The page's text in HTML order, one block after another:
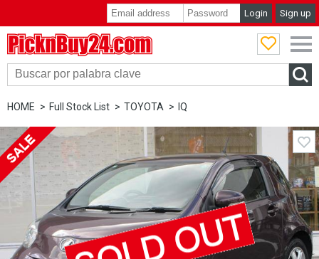
Login Sign up
HOME Full Stock List TOYOTA IQ